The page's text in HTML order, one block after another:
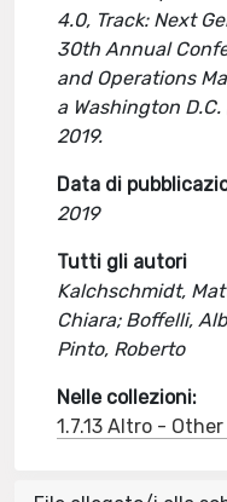
4.0, Track: Next
30th Annual
and Operations
a Washington
2019.
Data di
2019
Tutti gli autori
Kalchschmidt,
Chiara; Boffelli,
Pinto, Roberto
Nelle collezioni:
1.7.13 Altro -